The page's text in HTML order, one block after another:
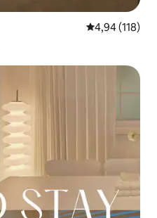
Évaluation
4,94 (118)